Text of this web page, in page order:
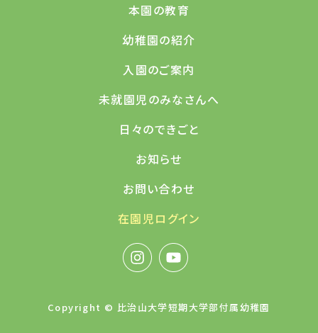
本園の教育
幼稚園の紹介
入園のご案内
未就園児のみなさんへ
日々のできごと
お知らせ
お問い合わせ
在園児ログイン
Copyright © 比治山大学短期大学部付属幼稚園